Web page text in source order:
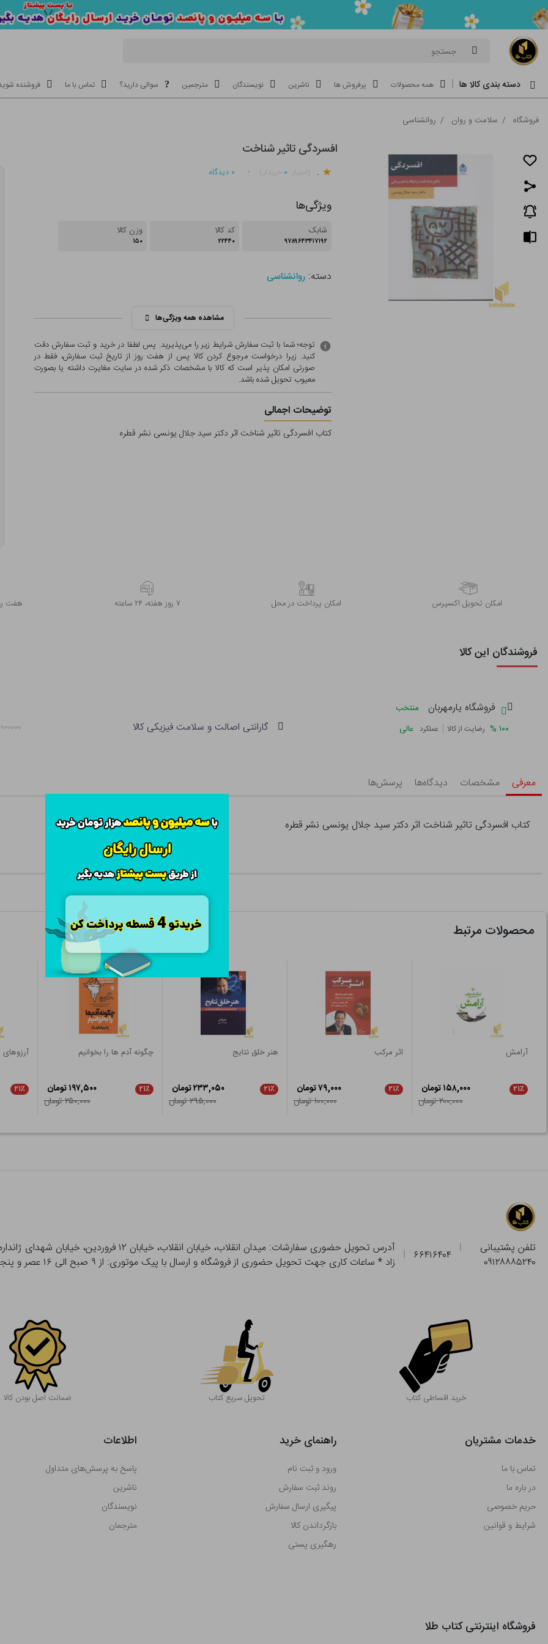
جستجو
دسته بندی کالا ها همه محصولات پرفروش ها ناشرین نویسندگان مترجمین سوالی دارید؟ تماس با ما فروشنده
فروشگاه / سلامت و روان / روانشناسی
افسردگی تاثیر شناخت
. ۰ ۰ دیدگاه
ویژگی‌ها
شابک
۹۷۸۹۶۴۳۴۱۷۱۹۲
کد کالا
۲۲۴۴۰
وزن کالا
۱۵۰
دسته: روانشناسی
مشاهده همه ویژگی‌ها
توجه؛ شما با ثبت سفارش شرایط زیر را می‌پذیرید. پس لطفا در خرید و ثبت سفارش دقت
کنید. زیرا درخواست مرجوع کردن کالا پس از هفت روز از تاریخ ثبت سفارش، فقط در
صورتی امکان پذیر است که کالا با مشخصات ذکر شده در سایت مغایرت داشته یا بصورت
معيوب تحویل شده باشد.
توضیحات اجمالی
کتاب افسردگی تاثیر شناخت اثر دکتر سید جلال یونسی نشر قطره
اﻣﮑﺎن ﺗﺤﻮﯾﻞ اﮐﺴﭙﺮس امکان پرداخت در محل ۷ روز ﻫﻔﺘﻪ، ۲۴ ﺳﺎﻋﺘﻪ هفت
فروشندگان این کالا
فروشگاه یارمهربان
منتخب
۱۰۰ % رضایت از کالا | عملکرد عالی گارانتی اصالت و سلامت فیزیکی کالا ۱۰۰۰۰۰
معرفی مشخصات دیدگاه‌ها پرسش‌ها
کتاب افسردگی تاثیر شناخت اثر دکتر سید جلال یونسی نشر قطره
محصولات مرتبط
آرامش
۲۱٪
۱۵۸,۰۰۰ تومان
۲۰۰,۰۰۰ تومان
اثر مرکب
۲۱٪
۷۹,۰۰۰ تومان
۱۰۰,۰۰۰ تومان
هنر خلق نتایج
۲۱٪
۲۳۳,۰۵۰ تومان
۲۹۵,۰۰۰ تومان
چگونه آدم ها را بخوانیم
۲۱٪
۱۹۷,۵۰۰ تومان
۲۵۰,۰۰۰ تومان
۲۱٪
تلفن پشتیبانی
۰۹۱۲۸۸۸۵۲۴۰
۶۶۴۱۶۴۰۴
زاد * ساعات کاری جهت تحویل حضوری از فروشگاه و ارسال با پیک موتوری: از ۹ صبح الی ۱۶ عصر و پنجشنبه ها تا ۱۲
خرید اقساطی کتاب تحویل سریع کتاب
بصورت حضوری از آدرس تحویل حضوری سفارش خود را بدون هیچ هزینه ای تحویل بگیرید.
ضمانت اصل بودن کالا
خدمات مشتریان
تماس با ما
در باره ما
حریم خصوصی
شرایط و قوانین
راهنمای خرید
ورود و ثبت نام
روند ثبت سفارش
پیگیری ارسال سفارش
بازگرداندن کالا
رهگیری پستی
اطلاعات
پاسخ به پرسش‌های متداول
ناشرین
نویسندگان
مترجمان
فروشگاه اینترنتی کتاب طلا